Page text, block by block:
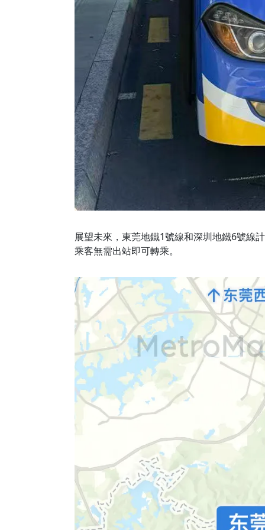
展望未來，東莞地鐵1號線和深圳地鐵6號線
乘客無需出站即可轉乘。